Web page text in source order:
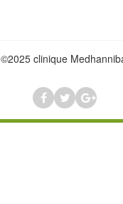
©2025 clinique